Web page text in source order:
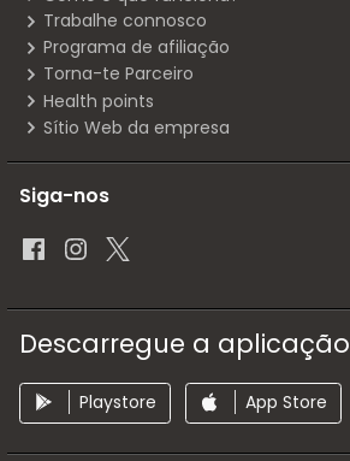
Trabalhe connosco
Programa de afiliação
Torna-te Parceiro
Health points
Sítio Web da empresa
Siga-nos
Descarregue a aplicação
Playstore App Store